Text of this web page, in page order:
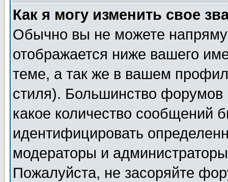
Как я могу изменить свое
Обычно вы не можете
отображается ниже вашего
теме, а так же в вашем
стиля). Большинство форумов
какое количество сообщений
идентифицировать
модераторы и
Пожалуйста, не засоряйте